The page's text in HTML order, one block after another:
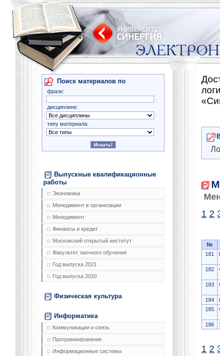
Поиск материалов по
фразе:
дисциплине:
типу материала:
Выпускные квалификационные
работы
Экономика
Менеджмент в организации
Менеджмент
Финансы и кредит
Московский открытый институт
Факультет заочного обучения
Год выпуска 2021
Год выпуска 2020
Физическая культура
Информатика
Коммуникации и связь
Программирование
Информационные системы
1 2
№
181
182
183
184
185
186
1 2